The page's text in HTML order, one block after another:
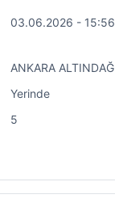
03.06.2026 - 15:56
ANKARA ALTINDAĞ
Yerinde
5